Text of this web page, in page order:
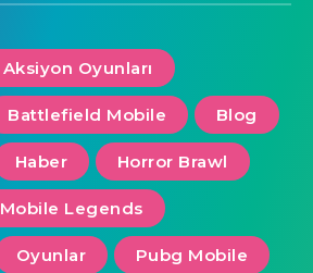
Aksiyon Oyunları
Battlefield Mobile Blog
Haber Horror Brawl
Mobile Legends
Oyunlar Pubg Mobile